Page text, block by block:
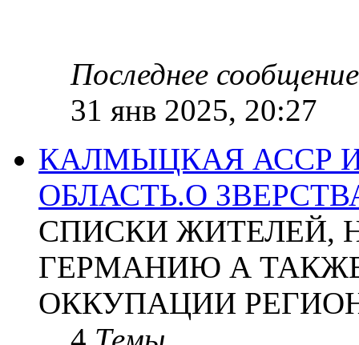
Последнее сообщение
31 янв 2025, 20:27
КАЛМЫЦКАЯ АССР
ОБЛАСТЬ.О
СПИСКИ ЖИТЕЛЕЙ,
ГЕРМАНИЮ А
ОККУПАЦИИ